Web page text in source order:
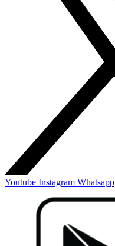
Youtube Instagram Whatsapp